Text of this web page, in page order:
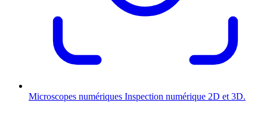
Microscopes numériques Inspection numérique 2D et 3D.